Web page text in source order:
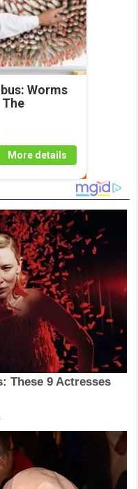
Worms
The
More details